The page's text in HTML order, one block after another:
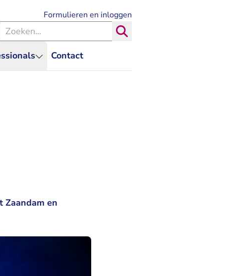
Contact
Formulieren en inloggen
binnen de Rechtspraak
Zaandam en